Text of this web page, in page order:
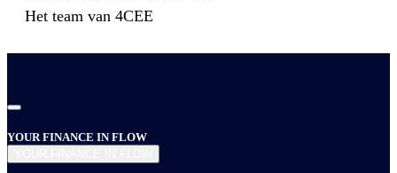
Het team van 4CEE
YOUR FINANCE IN FLOW